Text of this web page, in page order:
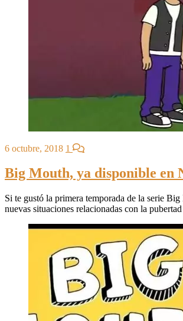
6 octubre, 2018 1
Big Mouth, ya disponible en
Si te gustó la primera temporada de la serie
nuevas situaciones relacionadas con la